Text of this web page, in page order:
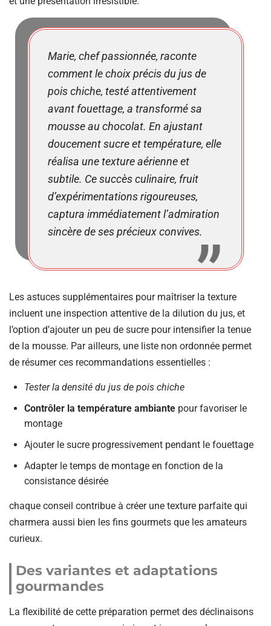
Marie, chef passionnée, raconte
comment le choix précis du jus de
pois chiche, testé attentivement
avant fouettage, a transformé sa
mousse au chocolat. En ajustant
doucement sucre et température, elle
réalisa une texture aérienne et
subtile. Ce succès culinaire, fruit
d’expérimentations rigoureuses,
captura immédiatement l’admiration
sincère de ses précieux convives.
Les astuces supplémentaires pour maîtriser la texture
incluent une inspection attentive de la dilution du jus, et
l’option d’ajouter un peu de sucre pour intensifier la tenue
de la mousse. Par ailleurs, une liste non ordonnée permet
de résumer ces recommandations essentielles :
Tester la densité du jus de pois chiche
Contrôler la température ambiante pour favoriser le
montage
Ajouter le sucre progressivement pendant le fouettage
Adapter le temps de montage en fonction de la
consistance désirée
chaque conseil contribue à créer une texture parfaite qui
charmera aussi bien les fins gourmets que les amateurs
curieux.
Des variantes et adaptations
gourmandes
La flexibilité de cette préparation permet des déclinaisons